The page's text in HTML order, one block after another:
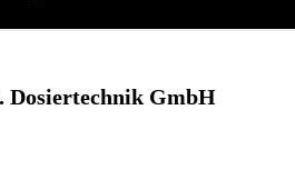
Dosiertechnik GmbH